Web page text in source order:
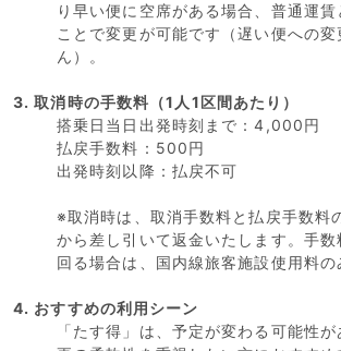
り早い便に空席がある場合、普通運賃
ことで変更が可能です（遅い便への
ん）。
3. 取消時の手数料（1人1区間あたり）
搭乗日当日出発時刻まで：4,000円
払戻手数料：500円
出発時刻以降：払戻不可
※取消時は、取消手数料と払戻手数料
から差し引いて返金いたします。手数
回る場合は、国内線旅客施設使用料の
4. おすすめの利用シーン
「たす得」は、予定が変わる可能性